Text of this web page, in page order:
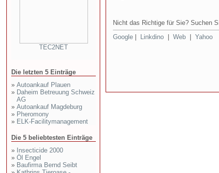
TEC2NET
Die letzten 5 Einträge
» Autoankauf Plauen
» Daheim Betreuung Schweiz
AG
» Autoankauf Magdeburg
» Pheromony
» ELK-Facilitymanagement
Die 5 beliebtesten Einträge
» Insecticide 2000
» Öl Engel
» Baufirma Bernd Seibt
Nicht das Richtige für Sie? Suchen
Google
Linkdino Web Yahoo